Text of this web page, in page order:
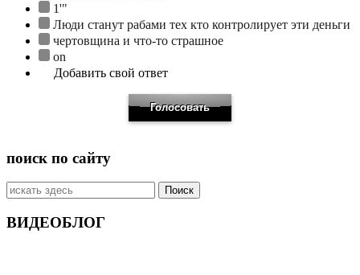
1'"
Люди станут рабами тех кто контролирует эти деньги
чертовщина и что-то страшное
on
Добавить свой ответ
поиск по сайту
Искать:
ВИДЕОБЛОГ